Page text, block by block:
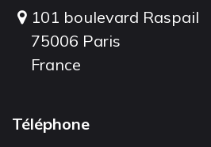
101 boulevard Raspail
75006 Paris
France
Téléphone